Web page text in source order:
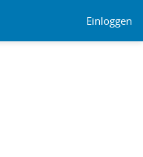
Einloggen